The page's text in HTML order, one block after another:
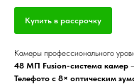
Купить в рассрочку
Камеры профессионального
48 МП Fusion-система камер
Телефото с 8× оптическим